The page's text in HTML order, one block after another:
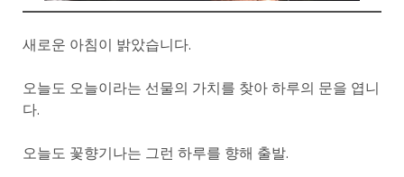
새로운 아침이 밝았습니다.
오늘도 오늘이라는 선물의 가치를 찾아 하루의 문을 엽니
다.
오늘도 꽃향기나는 그런 하루를 향해 출발.